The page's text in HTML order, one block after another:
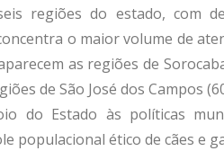
regiões do estado, com
o maior volume de
as regiões de
de São José dos Campos
do Estado às políticas
populacional ético de cães e